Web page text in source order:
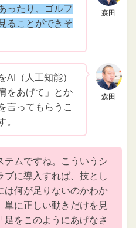
森田
ったり、ゴルフ
ることができそ
森田
AI（人工知能）
をあげて」とか
言ってもらうこ
。
テムですね。こういうシ
ブに導入すれば、技とし
は何が足りないのかわか
単に正しい動きだけを見
足をこのようにあげなさ